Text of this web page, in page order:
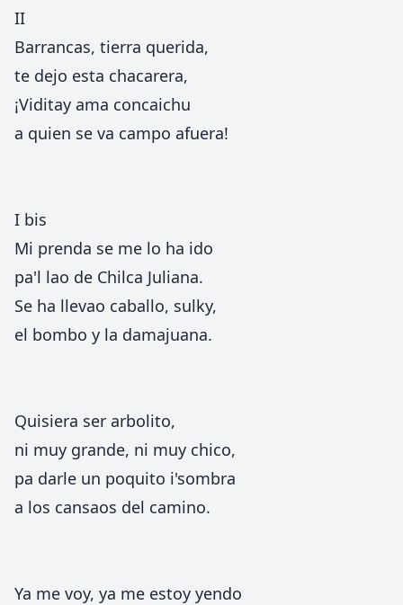
II
Barrancas, tierra querida,
te dejo esta chacarera,
¡Viditay ama concaichu
a quien se va campo afuera!
I bis
Mi prenda se me lo ha ido
pa'l lao de Chilca Juliana.
Se ha llevao caballo, sulky,
el bombo y la damajuana.
Quisiera ser arbolito,
ni muy grande, ni muy chico,
pa darle un poquito i'sombra
a los cansaos del camino.
Ya me voy, ya me estoy yendo